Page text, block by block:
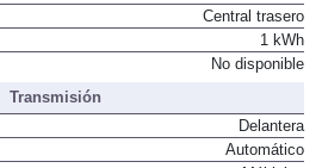
Central trasero
1 kWh
No disponible
Transmisión
Delantera
Automático